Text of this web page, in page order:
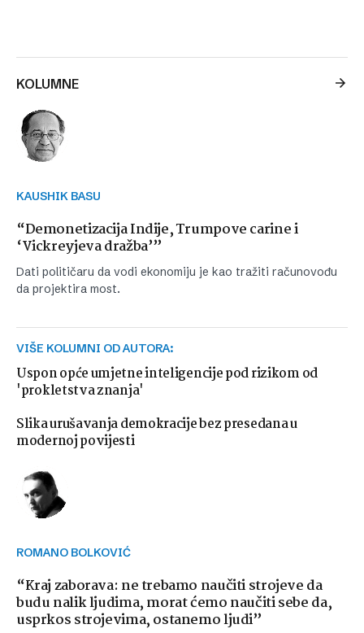
KOLUMNE
KAUSHIK BASU
“Demonetizacija Indije, Trumpove carine i
‘Vickreyjeva dražba’”
Dati političaru da vodi ekonomiju je kao tražiti računovođu
da projektira most.
VIŠE KOLUMNI OD AUTORA:
Uspon opće umjetne inteligencije pod rizikom od
'prokletstva znanja'
Slika urušavanja demokracije bez presedana u
modernoj povijesti
ROMANO BOLKOVIĆ
“Kraj zaborava: ne trebamo naučiti strojeve da
budu nalik ljudima, morat ćemo naučiti sebe da,
usprkos strojevima, ostanemo ljudi”